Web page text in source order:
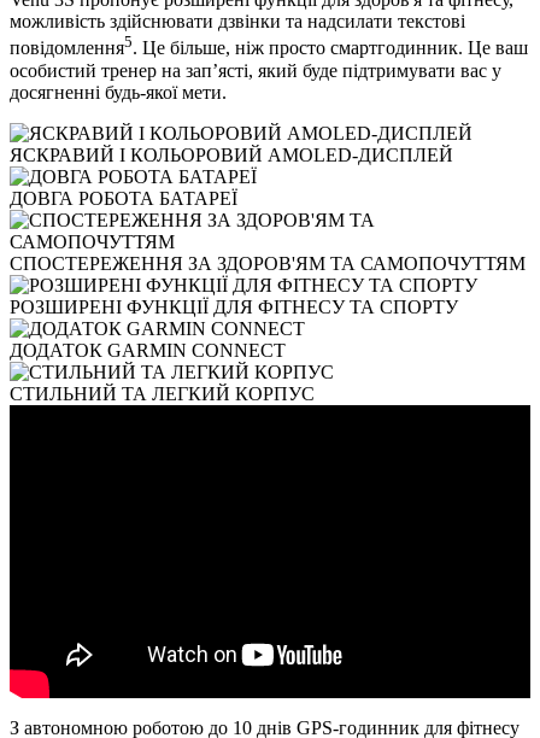
можливість здійснювати дзвінки та надсилати текстові
повідомлення5. Це більше, ніж просто смартгодинник. Це ваш
особистий тренер на зап’ясті, який буде підтримувати вас у
досягненні будь-якої мети.
ЯСКРАВИЙ І КОЛЬОРОВИЙ AMOLED-ДИСПЛЕЙ
ДОВГА РОБОТА БАТАРЕЇ
СПОСТЕРЕЖЕННЯ ЗА ЗДОРОВ'ЯМ ТА САМОПОЧУТТЯМ
РОЗШИРЕНІ ФУНКЦІЇ ДЛЯ ФІТНЕСУ ТА СПОРТУ
ДОДАТОК GARMIN CONNECT
СТИЛЬНИЙ ТА ЛЕГКИЙ КОРПУС
З автономною роботою до 10 днів GPS-годинник для фітнесу